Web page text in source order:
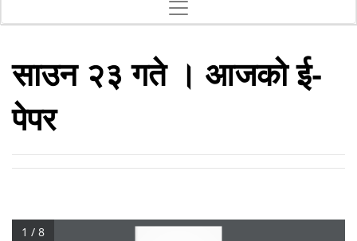
साउन २३ गते । आजको ई-
पेपर
1 / 8